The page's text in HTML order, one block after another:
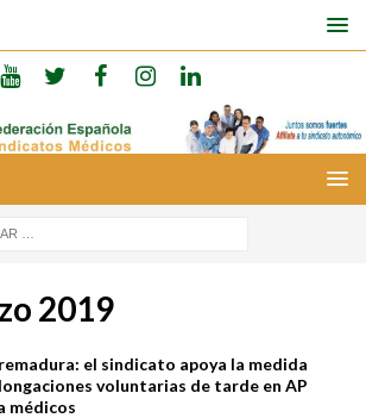
2019
el sindicato apoya la medida
voluntarias de tarde en AP
médicos